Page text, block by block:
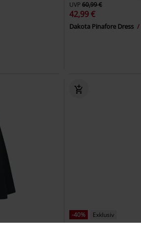
UVP60,99 €
42,99 €
Dakota Pinafore Dress
-40%
Exklusiv